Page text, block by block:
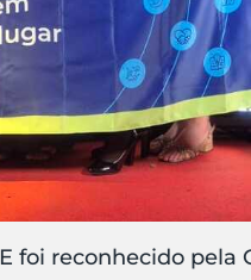
foi reconhecido pela